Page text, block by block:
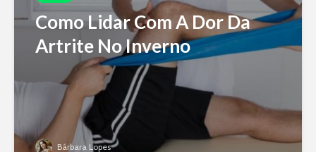
Como Lidar Com A Dor Da
Artrite No Inverno
Bárbara Lopes